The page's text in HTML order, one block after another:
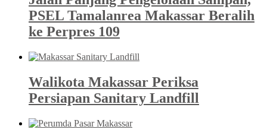
PSEL Tamalanrea Makassar Beralih
ke Perpres 109
Walikota Makassar Periksa
Persiapan Sanitary Landfill